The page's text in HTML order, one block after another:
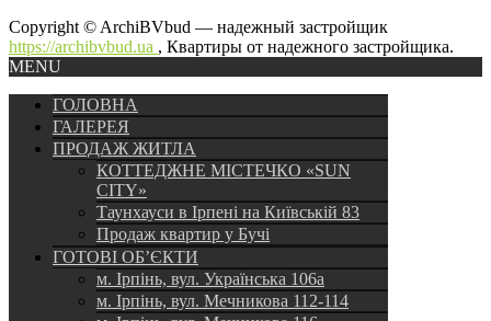
Copyright © ArchiBVbud — надежный застройщик
https://archibvbud.ua , Квартиры от надежного застройщика.
MENU
ГОЛОВНА
ГАЛЕРЕЯ
ПРОДАЖ ЖИТЛА
КОТТЕДЖНЕ МІСТЕЧКО «SUN
CITY»
Таунхауси в Ірпені на Київській 83
Продаж квартир у Бучі
ГОТОВІ ОБ’ЄКТИ
м. Ірпінь, вул. Українська 106а
м. Ірпінь, вул. Мечникова 112-114